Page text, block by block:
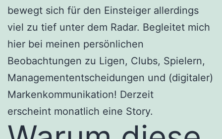
bewegt sich für den Einsteiger allerdings
viel zu tief unter dem Radar. Begleitet mich
hier bei meinen persönlichen
Beobachtungen zu Ligen, Clubs, Spielern,
Managemententscheidungen und (digitaler)
Markenkommunikation! Derzeit
erscheint monatlich eine Story.